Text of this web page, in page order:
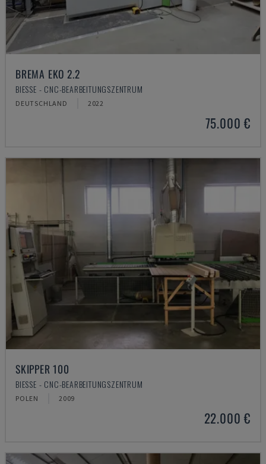
BREMA EKO 2.2
BIESSE - CNC-BEARBEITUNGSZENTRUM
DEUTSCHLAND 2022
75.000 €
SKIPPER 100
BIESSE - CNC-BEARBEITUNGSZENTRUM
POLEN 2009
22.000 €